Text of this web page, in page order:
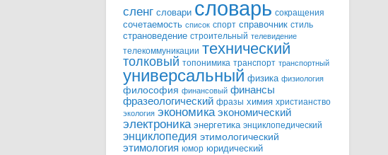
сленг словари словарь сокращения
сочетаемость список спорт справочник стиль
страноведение строительный телевидение
телекоммуникации технический
толковый топонимика транспорт транспортный
универсальный физика физиология
философия финансовый финансы
фразеологический фразы химия христианство
экология экономика экономический
электроника энергетика энциклопедический
энциклопедия этимологический
этимология юмор юридический